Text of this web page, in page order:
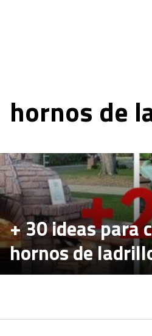
hornos de
+ 30 ideas para
hornos de